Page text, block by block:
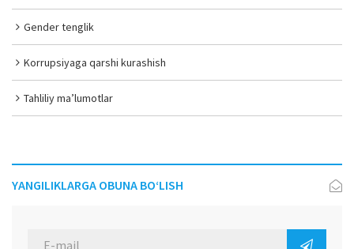
Gender tenglik
Korrupsiyaga qarshi kurashish
Tahliliy ma’lumotlar
YANGILIKLARGA OBUNA BO‘LISH